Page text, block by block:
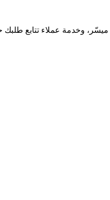
وخدمة عملاء تتابع طلبك